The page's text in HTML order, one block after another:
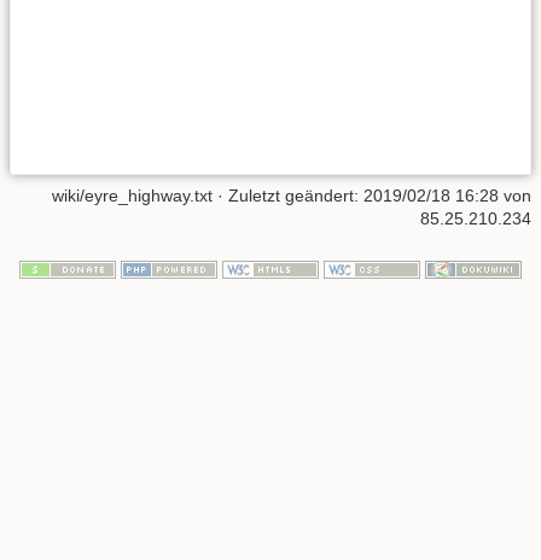
wiki/eyre_highway.txt · Zuletzt geändert: 2019/02/18 16:28 von
85.25.210.234